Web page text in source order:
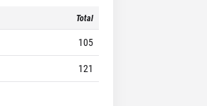
Total
105
121